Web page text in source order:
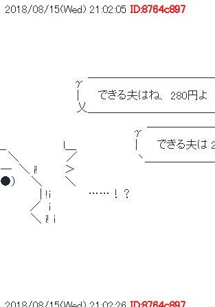
2018/08/15(Wed) 21:02:05 ID:8764c897
￣￣￣￣￣￣￣￣
夫はね、 280円よ　
＿＿＿＿＿＿＿＿
￣￣￣￣￣￣￣
　　 l＿ 　 　 　 　　 ｜　　できる夫は
　 　 　 ／　　 　　 　 　 ヽ＿＿＿＿＿＿
i! 　　　＞
　 ＼　　　＼
　 　 　 | !i　　　　　……！？
　　　／　i
　　　＼ i! i